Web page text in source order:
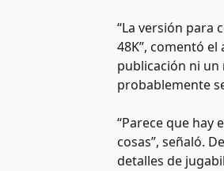
“La versión para
48K”, comentó
publicación ni un
probablemente
“Parece que hay
cosas”, señaló.
detalles de